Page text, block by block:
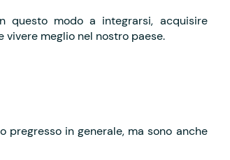
questo modo a integrarsi, acquisire
meglio nel nostro paese.
pregresso in generale, ma sono anche